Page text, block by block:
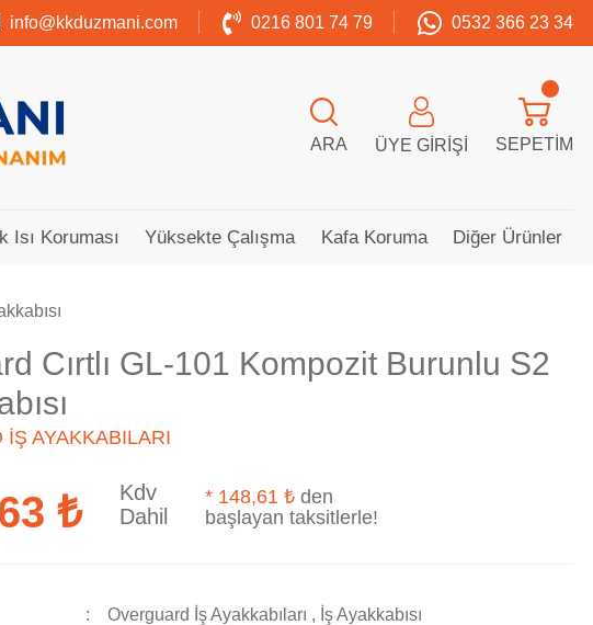
info@kkduzmani.com 0216 801 74 79 0532 366 23 34
ARA ÜYE GIRIŞI SEPETIM
Isı Koruması Yüksekte Çalışma Kafa Koruma Diğer Ürünler
Cırtlı GL-101 Kompozit Burunlu S2
İŞ AYAKKABILARI
₺
Kdv
Dahil
* 148,61 ₺ den
başlayan taksitlerle!
Overguard İş Ayakkabıları , İş Ayakkabısı